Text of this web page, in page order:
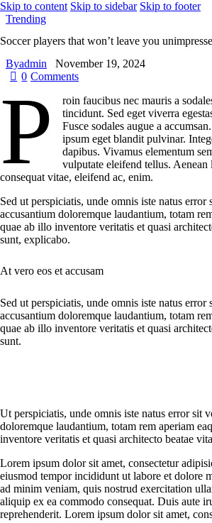
Skip to content Skip to sidebar Skip to footer
Trending
Soccer players that won’t leave you
Byadmin
November 19, 2024
0 Comments
P
roin faucibus nec mauris a
tincidunt. Sed eget viverra
Fusce sodales augue a
ipsum eget blandit pulvinar.
dapibus. Vivamus elementum
vulputate eleifend tellus.
consequat vitae, eleifend ac, enim.
Sed ut perspiciatis, unde omnis iste natus error
accusantium doloremque laudantium, totam
quae ab illo inventore veritatis et quasi
sunt, explicabo.
At vero eos et accusam
Sed ut perspiciatis, unde omnis iste natus error
accusantium doloremque laudantium, totam
quae ab illo inventore veritatis et quasi
sunt.
Ut perspiciatis, unde omnis iste natus error sit
doloremque laudantium, totam rem aperiam
inventore veritatis et quasi architecto beatae
Lorem ipsum dolor sit amet, consectetur
eiusmod tempor incididunt ut labore et dolore
ad minim veniam, quis nostrud exercitation
aliquip ex ea commodo consequat. Duis aute
reprehenderit. Lorem ipsum dolor sit amet,